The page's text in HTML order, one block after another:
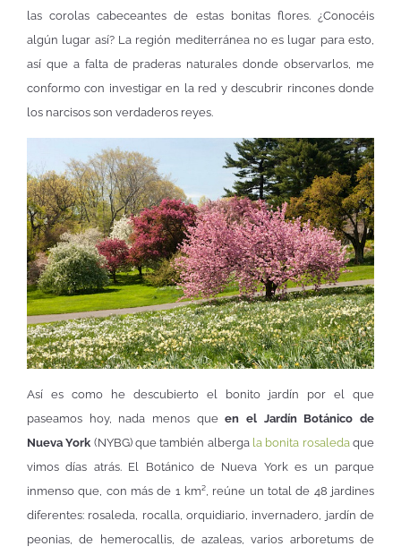
las corolas cabeceantes de estas bonitas flores. ¿Conocéis
algún lugar así? La región mediterránea no es lugar para esto,
así que a falta de praderas naturales donde observarlos, me
conformo con investigar en la red y descubrir rincones donde
los narcisos son verdaderos reyes.
Así es como he descubierto el bonito jardín por el que
paseamos hoy, nada menos queen el Jardín Botánico de
Nueva York (NYBG) que también alberga la bonita rosaledaque
vimos días atrás. El Botánico de Nueva York es un parque
inmenso que, con más de 1 km², reúne un total de 48 jardines
diferentes: rosaleda, rocalla, orquidiario, invernadero, jardín de
peonias, de hemerocallis, de azaleas, varios arboretums de